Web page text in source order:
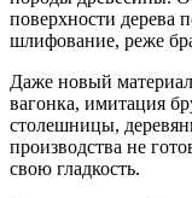
поверхности дерева
шлифование, реже
Даже новый
вагонка, имитация
столешницы,
производства не
свою гладкость.